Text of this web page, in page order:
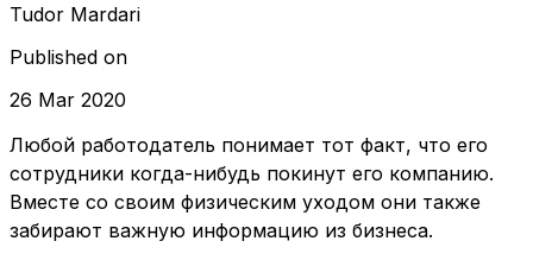
Tudor Mardari
Published on
26 Mar 2020
Любой работодатель понимает тот факт, что его
сотрудники когда-нибудь покинут его компанию.
Вместе со своим физическим уходом они также
забирают важную информацию из бизнеса.